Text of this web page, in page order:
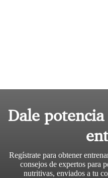
Dale
Regístrate para obtener
consejos de expertos para
nutritivas, enviados a tu